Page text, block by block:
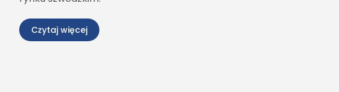
Czytaj więcej